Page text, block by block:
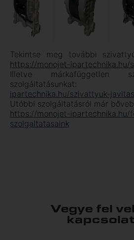
Tekintse meg további
https://monojet-ipartechnika.hu/
Illetve márkafüggetlen
ipartechnika.hu/szivattyuk-
Utóbbi szolgáltatásról már
https://monojet-ipartechnika.hu/
szolgaltatasaink
Vegye fel